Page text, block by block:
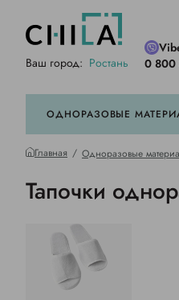
Ваш город: Ростань
0 800
ОДНОРАЗОВЫЕ
Главная Одноразовые
Тапочки